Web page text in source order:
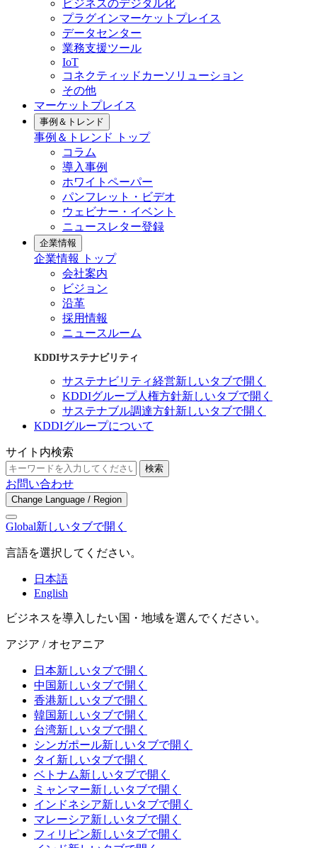
ビジネスのデジタル化
プラグインマーケットプレイス
データセンター
業務支援ツール
IoT
コネクティッドカーソリューション
その他
マーケットプレイス
事例＆トレンド
事例＆トレンド トップ
コラム
導入事例
ホワイトペーパー
パンフレット・ビデオ
ウェビナー・イベント
ニュースレター登録
企業情報
企業情報 トップ
会社案内
ビジョン
沿革
採用情報
ニュースルーム
KDDIサステナビリティ
サステナビリティ経営新しいタブで開く
KDDIグループ人権方針新しいタブで開く
サステナブル調達方針新しいタブで開く
KDDIグループについて
サイト内検索
検索
お問い合わせ
Change Language / Region
Global新しいタブで開く
言語を選択してください。
日本語
English
ビジネスを導入したい国・地域を選んでください。
アジア / オセアニア
日本新しいタブで開く
中国新しいタブで開く
香港新しいタブで開く
韓国新しいタブで開く
台湾新しいタブで開く
シンガポール新しいタブで開く
タイ 新しいタブで開く
ベトナム新しいタブで開く
ミャンマー新しいタブで開く
インドネシア新しいタブで開く
マレーシア新しいタブで開く
フィリピン新しいタブで開く